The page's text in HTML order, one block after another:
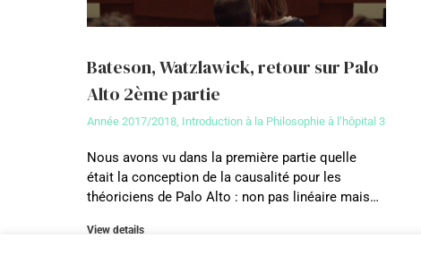
Bateson, Watzlawick, retour sur Palo
Alto 2ème partie
Année 2017/2018, Introduction à la Philosophie à l’hôpital 3
Nous avons vu dans la première partie quelle
était la conception de la causalité pour les
théoriciens de Palo Alto : non pas linéaire mais…
View details